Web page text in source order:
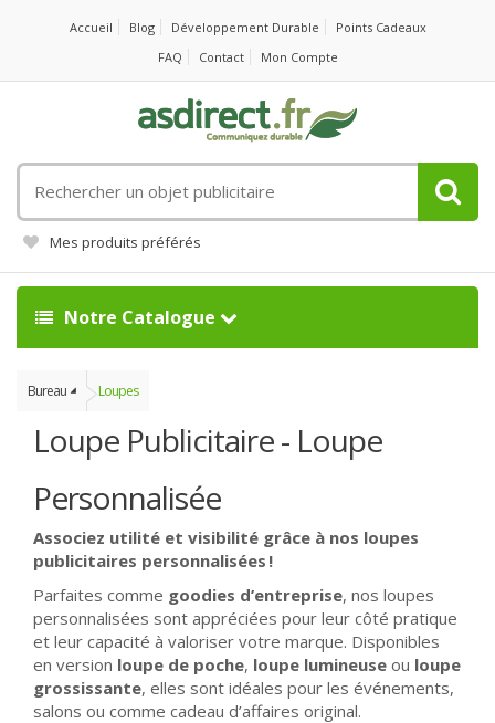
Accueil Blog Développement Durable
Points Cadeaux
FAQ
Contact Mon Compte
un
objet
publicitaire
Mes produits préférés
Notre Catalogue
Bureau Loupes
Loupe Publicitaire - Loupe
Personnalisée
Associez utilité et visibilité grâce à nos loupes
publicitaires personnalisées !
Parfaites comme goodies d’entreprise, nos loupes
personnalisées sont appréciées pour leur côté pratique
et leur capacité à valoriser votre marque. Disponibles
en version loupe de poche, loupe lumineuse ou loupe
grossissante, elles sont idéales pour les événements,
salons ou comme cadeau d’affaires original.